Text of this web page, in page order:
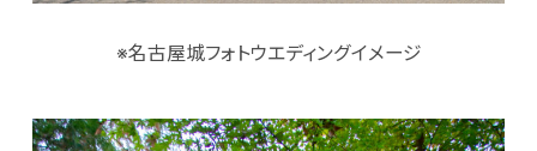
※名古屋城フォトウエディングイメージ